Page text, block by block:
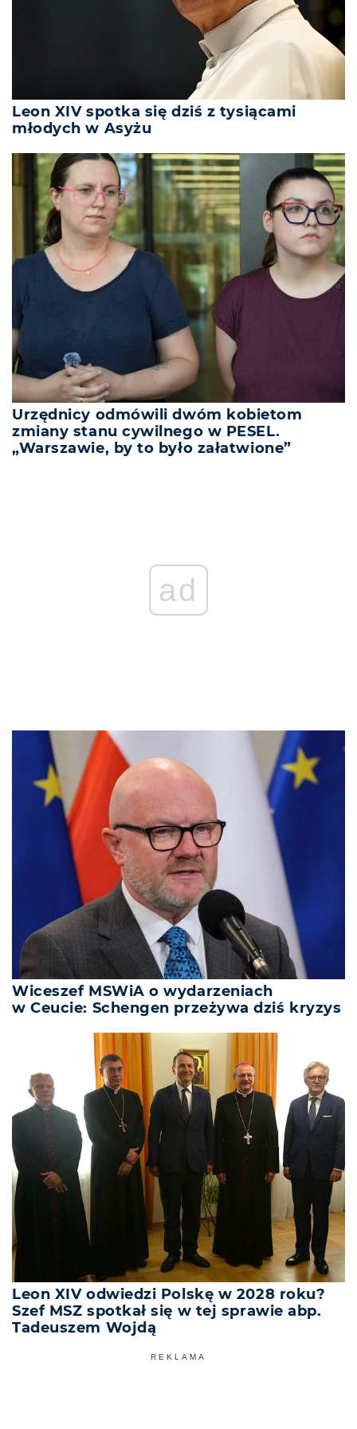
Leon XIV spotka się dziś z tysiącami
młodych w Asyżu
Urzędnicy odmówili dwóm kobietom
zmiany stanu cywilnego w PESEL.
„Warszawie, by to było załatwione”
ad
Wiceszef MSWiA o wydarzeniach
w Ceucie: Schengen przeżywa dziś kryzys
Leon XIV odwiedzi Polskę w 2028 roku?
Szef MSZ spotkał się w tej sprawie abp.
Tadeuszem Wojdą
REKLAMA